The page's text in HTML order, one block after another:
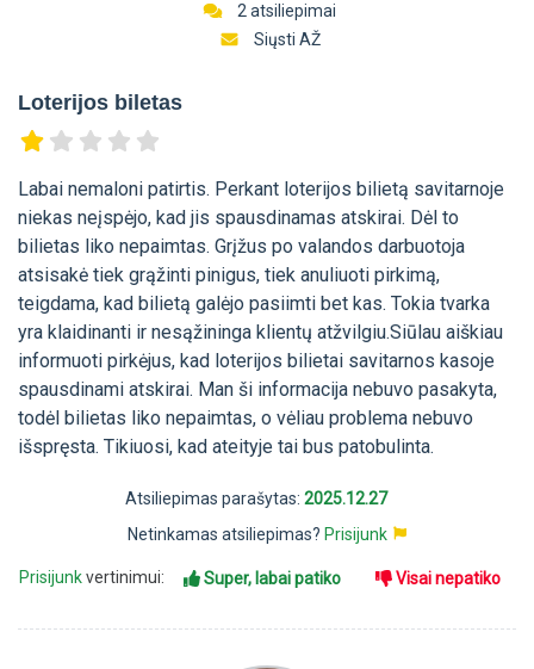
2 atsiliepimai
Siųsti AŽ
Loterijos biletas
Labai nemaloni patirtis. Perkant loterijos bilietą savitarnoje
niekas neįspėjo, kad jis spausdinamas atskirai. Dėl to
bilietas liko nepaimtas. Grįžus po valandos darbuotoja
atsisakė tiek grąžinti pinigus, tiek anuliuoti pirkimą,
teigdama, kad bilietą galėjo pasiimti bet kas. Tokia tvarka
yra klaidinanti ir nesąžininga klientų atžvilgiu.Siūlau aiškiau
informuoti pirkėjus, kad loterijos bilietai savitarnos kasoje
spausdinami atskirai. Man ši informacija nebuvo pasakyta,
todėl bilietas liko nepaimtas, o vėliau problema nebuvo
išspręsta. Tikiuosi, kad ateityje tai bus patobulinta.
Atsiliepimas parašytas: 2025.12.27
Netinkamas atsiliepimas? Prisijunk
Prisijunkvertinimui: Super, labai patiko Visai nepatiko